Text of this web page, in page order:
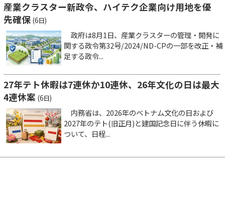
産業クラスター新政令、ハイテク企業向け用地を優
先確保 (6日)
政府は8月1日、産業クラスターの管理・開発に
関する政令第32号/2024/ND-CPの一部を改正・補
足する政令...
27年テト休暇は7連休か10連休、26年文化の日は最大
4連休案 (6日)
内務省は、2026年のベトナム文化の日および
2027年のテト(旧正月)と建国記念日に伴う休暇に
ついて、日程...